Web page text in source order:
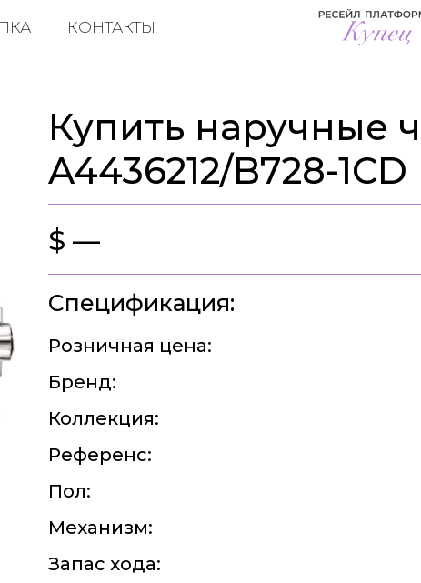
КОНТАКТЫ
Купить наручные
A4436212/B728-1CD
$ —
Спецификация:
Розничная цена:
Бренд:
Коллекция:
Референс:
Пол:
Механизм:
Запас хода: